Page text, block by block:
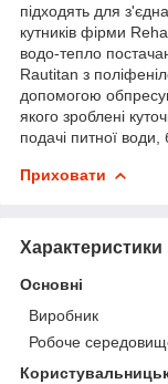
підходять для
кутників фірми
водо-тепло
Rautitan з
допомогою
якого зроблені
подачі питної
Приховати
Характеристики
Основні
Виробник
Робоче